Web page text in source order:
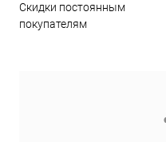
Скидки постоянным
покупателям